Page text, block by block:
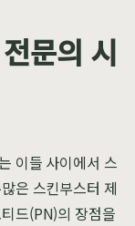
문의 시
이들 사이에서 스
은 스킨부스터 제
드(PN)의 장점을